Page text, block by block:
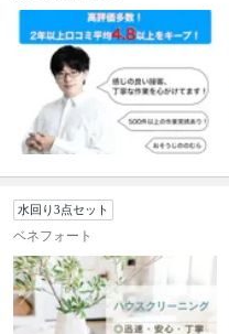
水回り3点セット
ベネフォート